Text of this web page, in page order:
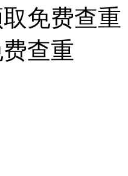
免费查重
查重